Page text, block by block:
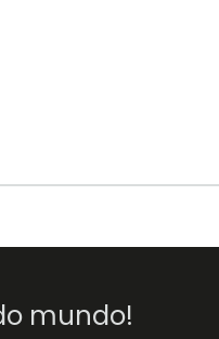
mundo!